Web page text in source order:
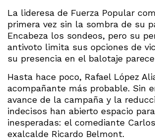
La lideresa de Fuerza Popular
primera vez sin la sombra de su
Encabeza los sondeos, pero su
antivoto limita sus opciones de
su presencia en el balotaje
Hasta hace poco, Rafael López
acompañante más probable. Sin
avance de la campaña y la
indecisos han abierto espacio
inesperadas: el comediante
exalcalde Ricardo Belmont.